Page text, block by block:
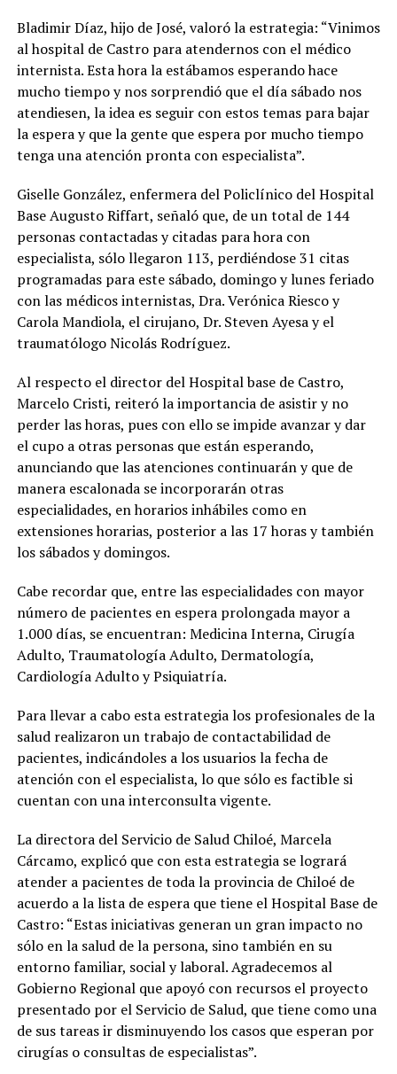
Bladimir Díaz, hijo de José, valoró la estrategia: “Vinimos
al hospital de Castro para atendernos con el médico
internista. Esta hora la estábamos esperando hace
mucho tiempo y nos sorprendió que el día sábado nos
atendiesen, la idea es seguir con estos temas para bajar
la espera y que la gente que espera por mucho tiempo
tenga una atención pronta con especialista”.
Giselle González, enfermera del Policlínico del Hospital
Base Augusto Riffart, señaló que, de un total de 144
personas contactadas y citadas para hora con
especialista, sólo llegaron 113, perdiéndose 31 citas
programadas para este sábado, domingo y lunes feriado
con las médicos internistas, Dra. Verónica Riesco y
Carola Mandiola, el cirujano, Dr. Steven Ayesa y el
traumatólogo Nicolás Rodríguez.
Al respecto el director del Hospital base de Castro,
Marcelo Cristi, reiteró la importancia de asistir y no
perder las horas, pues con ello se impide avanzar y dar
el cupo a otras personas que están esperando,
anunciando que las atenciones continuarán y que de
manera escalonada se incorporarán otras
especialidades, en horarios inhábiles como en
extensiones horarias, posterior a las 17 horas y también
los sábados y domingos.
Cabe recordar que, entre las especialidades con mayor
número de pacientes en espera prolongada mayor a
1.000 días, se encuentran: Medicina Interna, Cirugía
Adulto, Traumatología Adulto, Dermatología,
Cardiología Adulto y Psiquiatría.
Para llevar a cabo esta estrategia los profesionales de la
salud realizaron un trabajo de contactabilidad de
pacientes, indicándoles a los usuarios la fecha de
atención con el especialista, lo que sólo es factible si
cuentan con una interconsulta vigente.
La directora del Servicio de Salud Chiloé, Marcela
Cárcamo, explicó que con esta estrategia se logrará
atender a pacientes de toda la provincia de Chiloé de
acuerdo a la lista de espera que tiene el Hospital Base de
Castro: “Estas iniciativas generan un gran impacto no
sólo en la salud de la persona, sino también en su
entorno familiar, social y laboral. Agradecemos al
Gobierno Regional que apoyó con recursos el proyecto
presentado por el Servicio de Salud, que tiene como una
de sus tareas ir disminuyendo los casos que esperan por
cirugías o consultas de especialistas”.